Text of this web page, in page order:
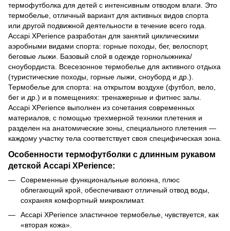
термофутболка для детей с интенсивным отводом влаги. Это
термобелье, отличный вариант для активных видов спорта
или другой подвижной деятельности в течение всего года.
Accapi XPerience разработан для занятий циклическими
аэробными видами спорта: горные походы, бег, велоспорт,
беговые лыжи. Базовый слой в одежде горнолыжника/
сноубордиста. Всесезонное термобелье для активного отдыха
(туристические походы, горные лыжи, сноуборд и др.).
Термобелье для спорта: на открытом воздухе (футбол, вело,
бег и др.) и в помещениях: тренажерные и фитнес залы.
Accapi XPerience выполнен из сочетания современных
материалов, с помощью трехмерной техники плетения и
разделен на анатомические зоны, специального плетения —
каждому участку тела соответствует своя специфическая зона.
Особенности термофутболки с длинным рукавом
детской Accapi XPerience:
Современные функциональные волокна, плюс
облегающий крой, обеспечивают отличный отвод воды,
сохраняя комфортный микроклимат.
Accapi XPerience эластичное термобелье, чувствуется, как
«вторая кожа».